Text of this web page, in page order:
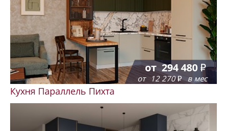
от 294 480
от 12 270 в мес
Кухня Параллель Пихта